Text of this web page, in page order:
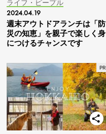
ライフ・ピープル
2024.04.19
週末アウトドアランチは「防
災の知恵」を親子で楽しく身
につけるチャンスです